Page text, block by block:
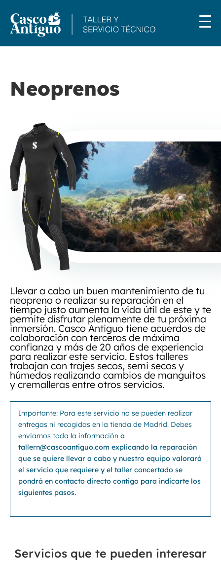
Neoprenos
Llevar a cabo un buen mantenimiento de tu
neopreno o realizar su reparación en el
tiempo justo aumenta la vida útil de este y te
permite disfrutar plenamente de tu próxima
inmersión. Casco Antiguo tiene acuerdos de
colaboración con terceros de máxima
confianza y más de 20 años de experiencia
para realizar este servicio. Estos talleres
trabajan con trajes secos, semi secos y
húmedos realizando cambios de manguitos
y cremalleras entre otros servicios.
Importante: Para este servicio no se pueden realizar
entregas ni recogidas en la tienda de Madrid. Debes
enviarnos toda la información a
tallern@cascoantiguo.com explicando la reparación
que se quiere llevar a cabo y nuestro equipo valorará
el servicio que requiere y el taller concertado se
pondrá en contacto directo contigo para indicarte los
siguientes pasos.
Servicios que te pueden interesar